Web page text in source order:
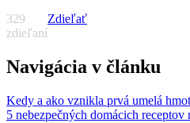
329
zdieľaní
Zdieľať
Navigácia v článku
Kedy a ako vznikla prvá umelá
5 nebezpečných domácich receptov